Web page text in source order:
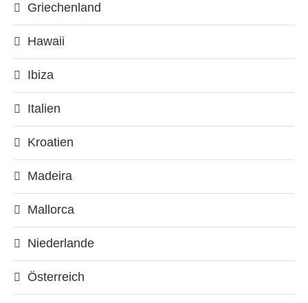
Griechenland
Hawaii
Ibiza
Italien
Kroatien
Madeira
Mallorca
Niederlande
Österreich